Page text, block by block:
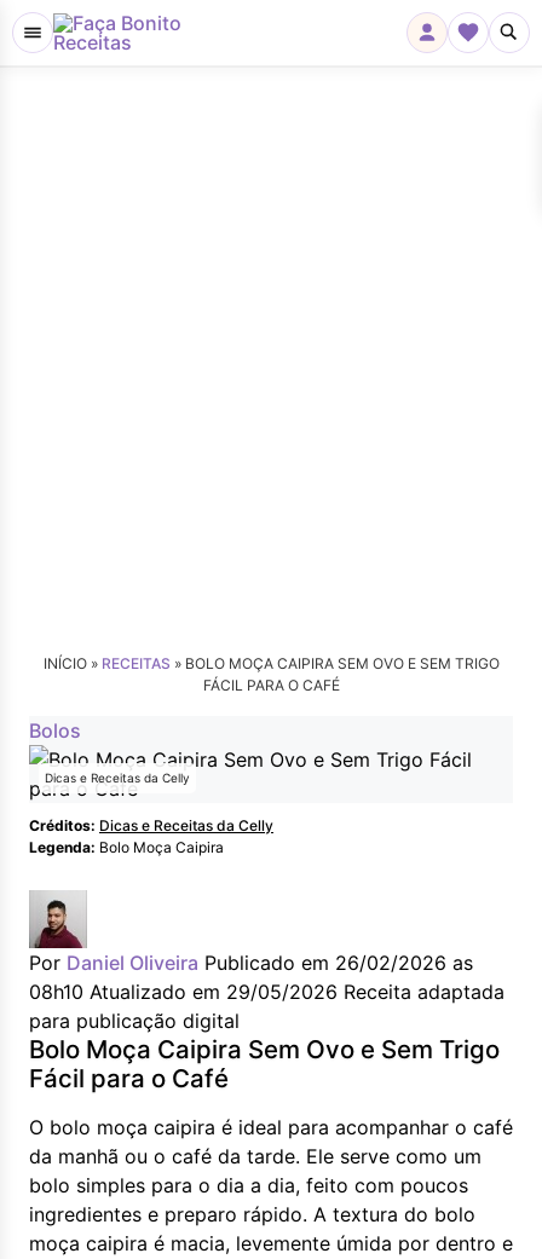
INÍCIO » RECEITAS » BOLO MOÇA CAIPIRA SEM OVO E SEM TRIGO
FÁCIL PARA O CAFÉ
Bolos
Dicas e Receitas da Celly
Créditos: Dicas e Receitas da Celly
Legenda: Bolo Moça Caipira
Por Daniel Oliveira Publicado em 26/02/2026 as
08h10 Atualizado em 29/05/2026 Receita adaptada
para publicação digital
Bolo Moça Caipira Sem Ovo e Sem Trigo
Fácil para o Café
O bolo moça caipira é ideal para acompanhar o café
da manhã ou o café da tarde. Ele serve como um
bolo simples para o dia a dia, feito com poucos
ingredientes e preparo rápido. A textura do bolo
moça caipira é macia, levemente úmida por dentro e